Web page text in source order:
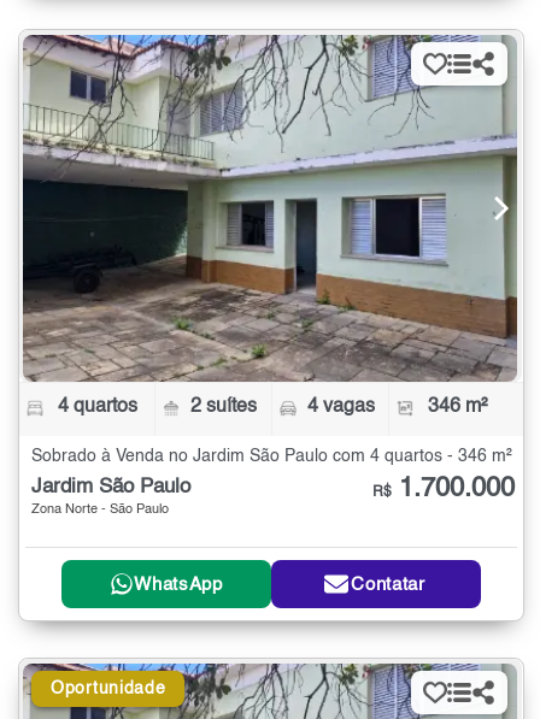
4 quartos 2 suítes 4 vagas 346 m²
Sobrado à Venda no Jardim São Paulo com 4 quartos - 346 m²
Jardim São Paulo
Zona Norte - São Paulo
R$ 1.700.000
WhatsApp Contatar
Oportunidade